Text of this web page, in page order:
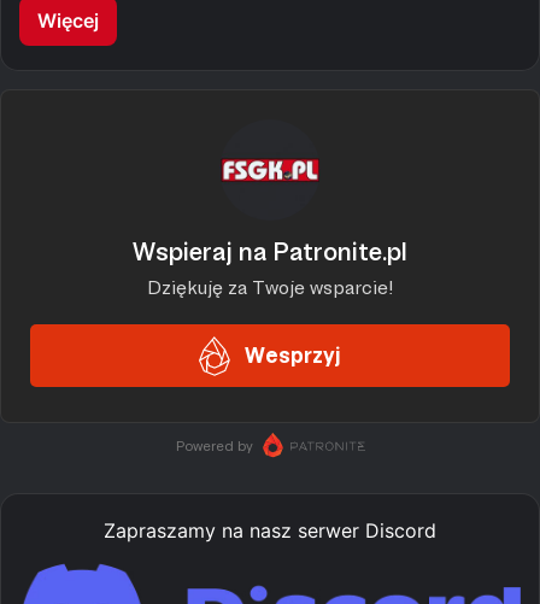
Więcej
Zapraszamy na nasz serwer Discord